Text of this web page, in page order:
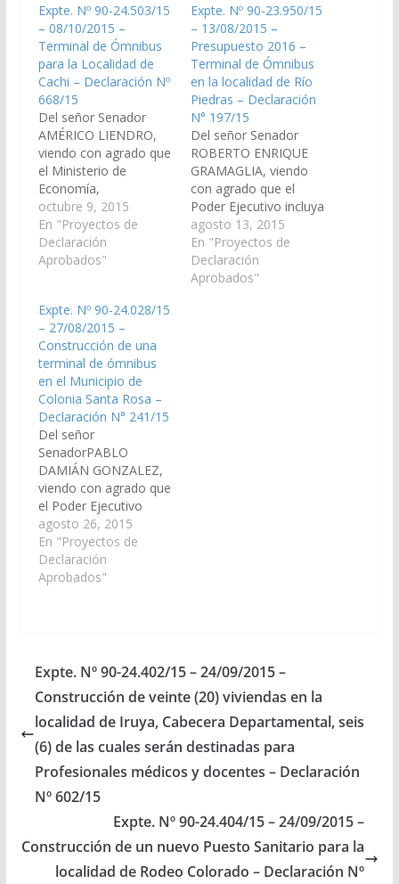
Expte. Nº 90-24.503/15
– 08/10/2015 –
Terminal de Ómnibus
para la Localidad de
Cachi – Declaración Nº
668/15
Del señor Senador
AMÉRICO LIENDRO,
viendo con agrado que
el Ministerio de
Economía,
Infraestructura y
Servicios Públicos
incorpore en plan de
obras públicas del
obra de construcción
de una Terminal de
Ómnibus para la
Localidad de Cachi
atento que se trata de
una…
octubre 9, 2015
En "Proyectos de
Declaración
Aprobados"
Expte. Nº 90-23.950/15
– 13/08/2015 –
Presupuesto 2016 –
Terminal de Ómnibus
en la localidad de Río
Piedras – Declaración
N° 197/15
Del señor Senador
ROBERTO ENRIQUE
GRAMAGLIA, viendo
con agrado que el
Poder Ejecutivo incluya
en el Presupuesto
General de la Provincia
-Ejercicio: 2016, una
partida destinada a la
agosto 13, 2015
En "Proyectos de
Declaración
Aprobados"
Expte. Nº 90-24.028/15
– 27/08/2015 –
Construcción de una
terminal de ómnibus
en el Municipio de
Colonia Santa Rosa –
Declaración N° 241/15
Del señor
SenadorPABLO
DAMIÁN GONZALEZ,
viendo con agrado que
el Poder Ejecutivo
Provincial, incluya en el
Proyecto de
Presupuesto General
de la Provincia -
construcción de una
terminal de ómnibus
en el Municipio de
Colonia Santa Rosa en
el Departamento Oran
(Expte.…
agosto 26, 2015
En "Proyectos de
Declaración
Aprobados"
Expte. Nº 90-24.402/15 – 24/09/2015 –
Construcción de veinte (20) viviendas en la
localidad de Iruya, Cabecera Departamental, seis
(6) de las cuales serán destinadas para
Profesionales médicos y docentes – Declaración
Nº 602/15
Expte. Nº 90-24.404/15 – 24/09/2015 –
Construcción de un nuevo Puesto Sanitario para la
localidad de Rodeo Colorado – Declaración Nº